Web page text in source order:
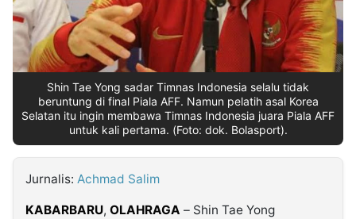
Follow
Kabarbaru
Shin Tae Yong sadar Timnas Indonesia selalu tidak
beruntung di final Piala AFF. Namun pelatih asal Korea
Selatan itu ingin membawa Timnas Indonesia juara Piala AFF
untuk kali pertama. (Foto: dok. Bolasport).
Jurnalis: Achmad Salim
KABARBARU, OLAHRAGA – Shin Tae Yong